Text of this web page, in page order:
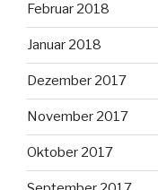
Februar 2018
Januar 2018
Dezember 2017
November 2017
Oktober 2017